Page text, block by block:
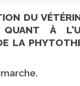
DU
QUANT À
LA